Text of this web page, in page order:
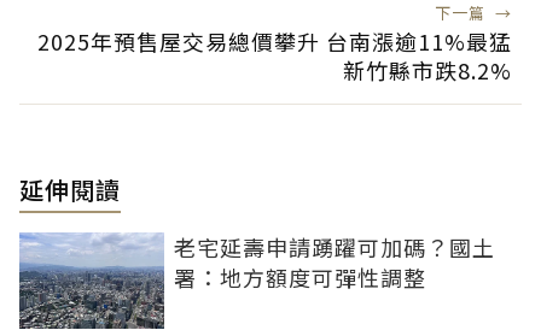
下一篇 →
2025年預售屋交易總價攀升 台南漲逾11%最猛
新竹縣市跌8.2%
延伸閱讀
老宅延壽申請踴躍可加碼？國土
署：地方額度可彈性調整